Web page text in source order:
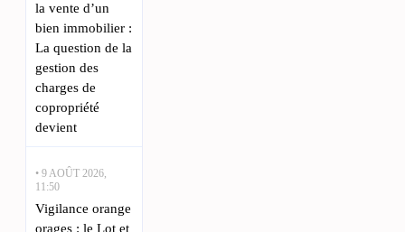
la vente d’un
bien immobilier :
La question de la
gestion des
charges de
copropriété
devient
• 9 AOÛT 2026,
11:50
Vigilance orange
orages : le Lot et